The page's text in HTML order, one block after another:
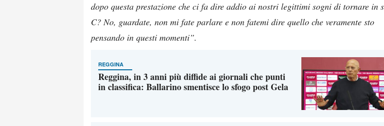
dopo questa prestazione che ci fa dire addio ai nostri legittimi sogni di tornare in
C? No, guardate, non mi fate parlare e non fatemi dire quello che veramente sto
pensando in questi momenti”.
REGGINA
Reggina, in 3 anni più diffide ai giornali che punti
in classifica: Ballarino smentisce lo sfogo post Gela